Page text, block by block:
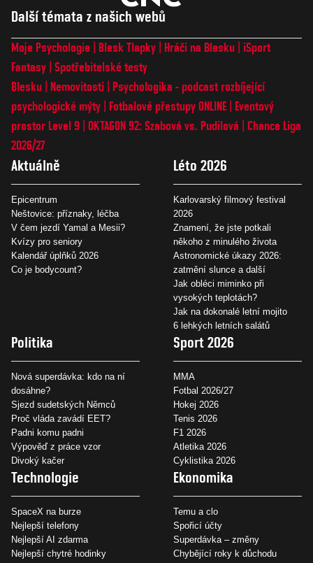
Další témata z našich webů
Moje Psychologie Blesk Tlapky Hráči na Blesku
iSport
Fantasy Spotřebitelské testy
Blesku
Nemovitosti
Psychologika - podcast rozbíjející
psychologické mýty
Fotbalové přestupy ONLINE
Eventový
prostor Level 9 OKTAGON 92: Szabová vs. Pudilová
Chance Liga
2026/27
Aktuálně
Epicentrum
Neštovice: příznaky, léčba
V čem jezdí Yamal a Mesii?
Kvízy pro seniory
Kalendář úplňků 2026
Co je bodycount?
Léto 2026
Karlovarský filmový festival
2026
Znamení, že jste potkali
někoho z minulého života
Astronomické úkazy 2026:
zatmění slunce a další
Jak obléci miminko při
vysokých teplotách?
Jak na dokonalé letní mojito
6 lehkých letních salátů
Politika
Nová superdávka: kdo na ní
dosáhne?
Sjezd sudetských Němců
Proč vláda zavádí EET?
Padni komu padni
Výpověď z práce vzor
Divoký kačer
Sport 2026
MMA
Fotbal 2026/27
Hokej 2026
Tenis 2026
F1 2026
Atletika 2026
Cyklistika 2026
Technologie
SpaceX na burze
Nejlepší telefony
Nejlepší AI zdarma
Nejlepší chytré hodinky
Ekonomika
Temu a clo
Spořicí účty
Superdávka – změny
Chybějící roky k důchodu